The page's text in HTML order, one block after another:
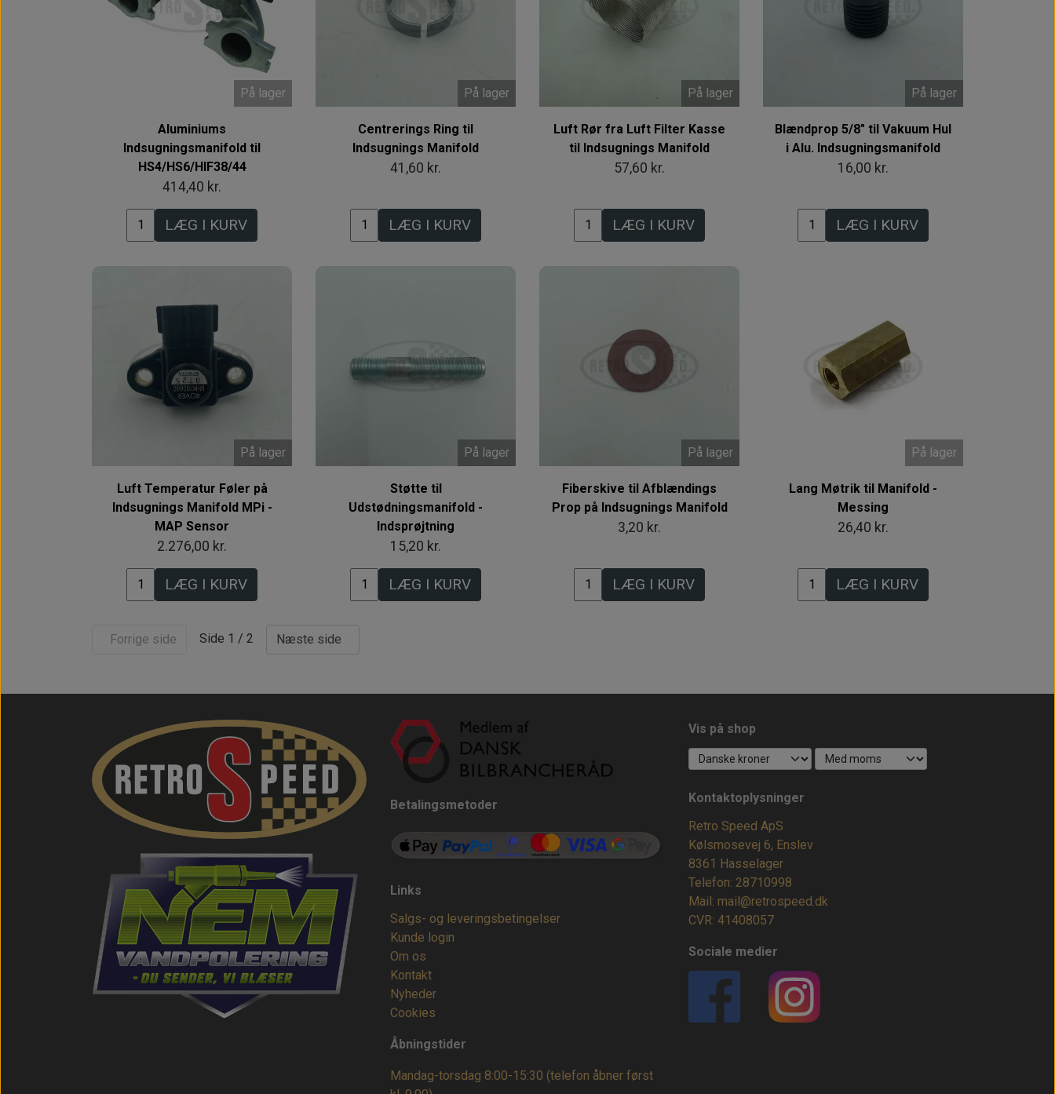
På lager
Aluminiums
Indsugningsmanifold til
HS4/HS6/HIF38/44
414,40 kr.
LÆG I KURV
På lager
Centrerings Ring til
Indsugnings Manifold
41,60 kr.
LÆG I KURV
På lager
Luft Rør fra Luft Filter Kasse
til Indsugnings Manifold
57,60 kr.
LÆG I KURV
På lager
Blændprop 5/8" til Vakuum Hul
i Alu. Indsugningsmanifold
16,00 kr.
LÆG I KURV
På lager
Luft Temperatur Føler på
Indsugnings Manifold MPi -
MAP Sensor
2.276,00 kr.
LÆG I KURV
På lager
Støtte til
Udstødningsmanifold -
Indsprøjtning
15,20 kr.
LÆG I KURV
På lager
Fiberskive til Afblændings
Prop på Indsugnings Manifold
3,20 kr.
LÆG I KURV
På lager
Lang Møtrik til Manifold -
Messing
26,40 kr.
LÆG I KURV
Forrige side Side 1 / 2 Næste side
Betalingsmetoder
Links
Salgs- og leveringsbetingelser
Kunde login
Om os
Kontakt
Nyheder
Cookies
Åbningstider
Mandag-torsdag 8:00-15:30 (telefon åbner først
Vis på shop
Kontaktoplysninger
Retro Speed ApS
Kølsmosevej 6, Enslev
8361 Hasselager
Telefon: 28710998
Mail: mail@retrospeed.dk
CVR: 41408057
Sociale medier